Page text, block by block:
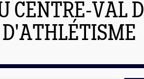
CENTRE-VAL
D'ATHLÉTISME